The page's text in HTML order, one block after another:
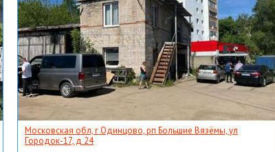
Московская обл, г Одинцово, рп Большие Вязёмы, ул
Городок-17, д 24